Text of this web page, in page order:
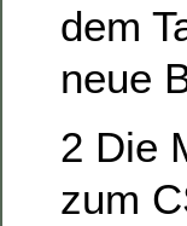
dem
neue
2 Die
zum